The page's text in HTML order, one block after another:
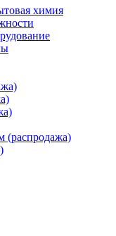
химия
(распродажа)